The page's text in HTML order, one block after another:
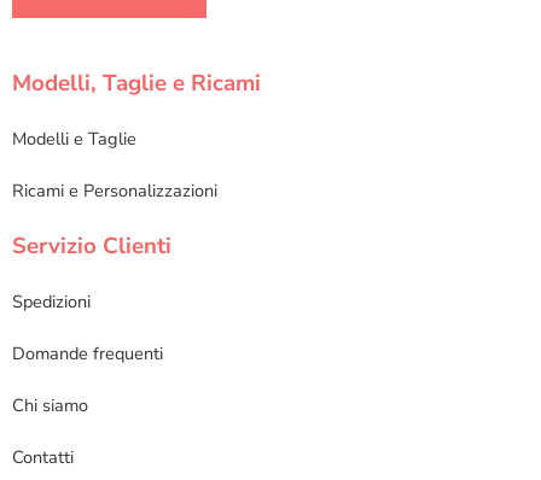
Modelli, Taglie e Ricami
Modelli e Taglie
Ricami e Personalizzazioni
Servizio Clienti
Spedizioni
Domande frequenti
Chi siamo
Contatti